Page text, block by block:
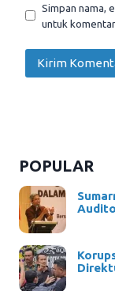
Simpan nama,
untuk
POPULAR